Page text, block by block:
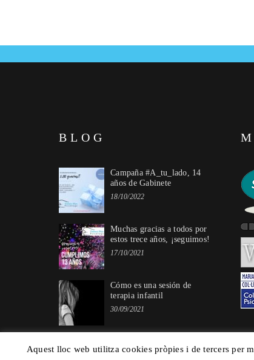
BLOG
Campaña #A_tu_lado, 14
años de Gabinete
18/10/2022
Muchas gracias a todos por
estos trece años, ¡seguimos!
17/10/2021
Cómo es una sesión de
terapia infantil
30/09/2021
Aquest lloc web utilitza cookies pròpies i de tercers per